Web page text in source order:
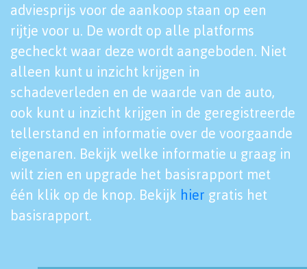
adviesprijs voor de aankoop staan op een
rijtje voor u. De wordt op alle platforms
gecheckt waar deze wordt aangeboden. Niet
alleen kunt u inzicht krijgen in
schadeverleden en de waarde van de auto,
ook kunt u inzicht krijgen in de geregistreerde
tellerstand en informatie over de voorgaande
eigenaren. Bekijk welke informatie u graag in
wilt zien en upgrade het basisrapport met
één klik op de knop. Bekijk hier gratis het
basisrapport.